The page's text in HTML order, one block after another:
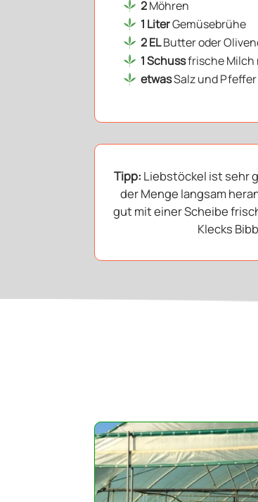
2Möhren
1 LiterGemüsebrühe
2 ELButter oder
1 Schussfrische Milch
etwasSalz und Pfeffer
Tipp: Liebstöckel ist sehr
der Menge langsam
gut mit einer Scheibe
Klecks